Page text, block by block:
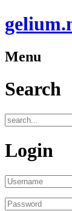
Menu
Search
Login